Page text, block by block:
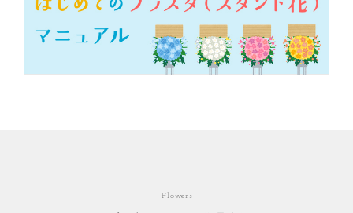
Flowers